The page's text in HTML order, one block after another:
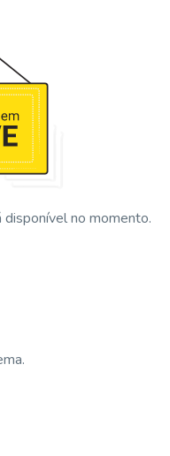
no momento.